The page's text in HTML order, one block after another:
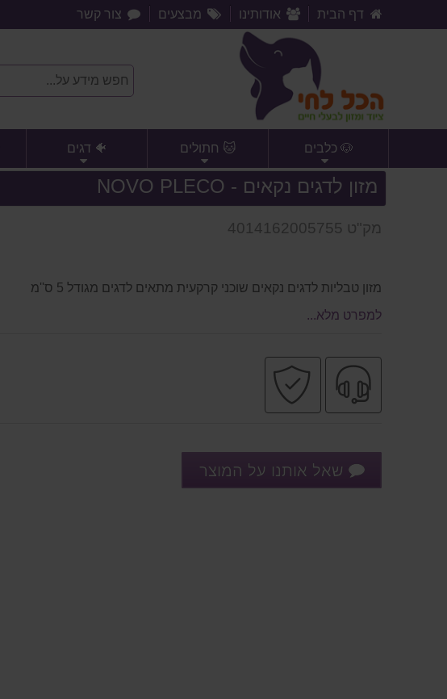
דף הבית אודותינו מבצעים צור קשר
🐶 כלבים 🐱 חתולים 🐠 דגים
מזון לדגים נקאים - NOVO PLECO
מק"ט 4014162005755
מזון טבליות לדגים נקאים שוכני קרקעית מתאים לדגים מגודל 5 ס''מ
למפרט מלא...
שירות
מקצועי
שאל אותנו על המוצר